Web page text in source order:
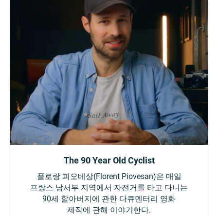
The 90 Year Old Cyclist
플로랑 피오베상(Florent Piovesan)은 매일
프랑스 남서부 지역에서 자전거를 타고 다니는
90세 할아버지에 관한 다큐멘터리 영화
제작에 관해 이야기한다.